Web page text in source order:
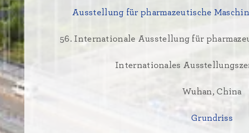
Ausstellung für pharmazeutische
56. Internationale Ausstellung für
Internationales
Wuhan, China
Grundriss